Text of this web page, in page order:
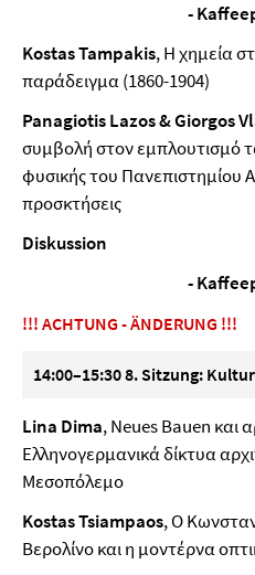
-
Kostas Tampakis, Η χημεία
παράδειγμα (1860-1904)
Panagiotis Lazos & Giorgos
συμβολή στον εμπλουτισμό
φυσικής του Πανεπιστημίου
προσκτήσεις
Diskussion
-
!!! ACHTUNG - ÄNDERUNG !!!
14:00–15:30 8. Sitzung:
Lina Dima, Neues Bauen και
Ελληνογερμανικά δίκτυα
Μεσοπόλεμο
Kostas Tsiampaos, Ο
Βερολίνο και η μοντέρνα